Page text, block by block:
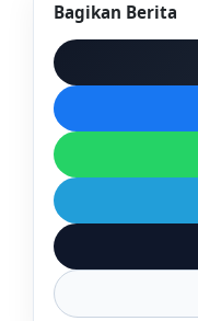
Bagikan Berita